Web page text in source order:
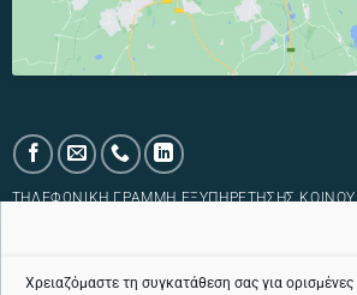
Χρειαζόμαστε τη συγκατάθεση σας για ορισμένες
ΤΗΛΕΦΩΝΙΚΉ ΓΡΑΜΜΉ ΕΞΥΠΗΡΈΤΗΣΗΣ ΚΟΙΝΟΎ